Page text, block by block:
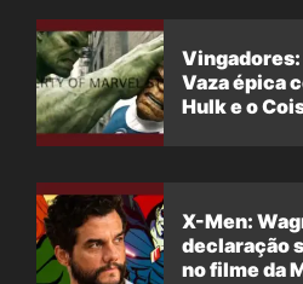
Vingadores:
Vaza épica
Hulk e o
X-Men:
declaração
no filme da